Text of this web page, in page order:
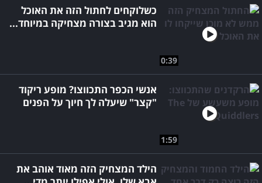
0:39
כשלוקחים לחתול הזה את האוכל
הוא מגיב בצורה מצחיקה במיוחד...
1:59
אנשי הכפר התכווצו? מופע ריקוד
"קצר" שיעלה לך חיוך על הפנים
הילד המצחיק הזה מאוד אוהב את